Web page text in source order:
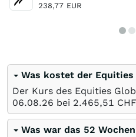
238,77 EUR
Was kostet der Equities
Der Kurs des Equities
06.08.26 bei 2.465,51 CHF
Was war das 52